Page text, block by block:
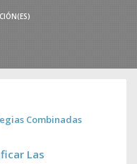
Combinadas
Las